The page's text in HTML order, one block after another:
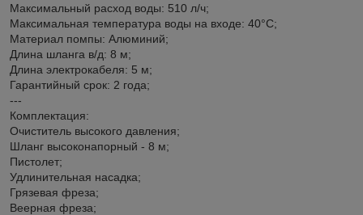
Максимальный расход воды: 510 л/ч;
Максимальная температура воды на входе: 40°С;
Материал помпы: Алюминий;
Длина шланга в/д: 8 м;
Длина электрокабеля: 5 м;
Гарантийный срок: 2 года;
---
Комплектация:
Очиститель высокого давления;
Шланг высоконапорный - 8 м;
Пистолет;
Удлинительная насадка;
Грязевая фреза;
Веерная фреза;